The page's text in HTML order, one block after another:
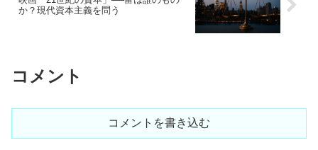
か？現代資本主義を問う
コメント
コメントを書き込む